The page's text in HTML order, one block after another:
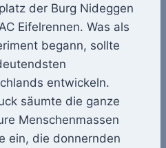
der Burg Nideggen
Eifelrennen. Was als
begann, sollte
entwickeln.
säumte die ganze
Menschenmassen
ein, die donnernden